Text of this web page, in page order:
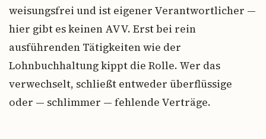
weisungsfrei und ist eigener Verantwortlicher —
hier gibt es keinen AVV. Erst bei rein
ausführenden Tätigkeiten wie der
Lohnbuchhaltung kippt die Rolle. Wer das
verwechselt, schließt entweder überflüssige
oder — schlimmer — fehlende Verträge.